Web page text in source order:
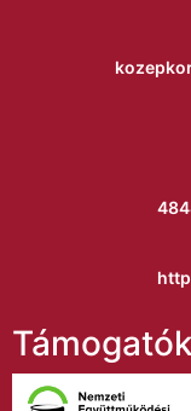
Támogatók